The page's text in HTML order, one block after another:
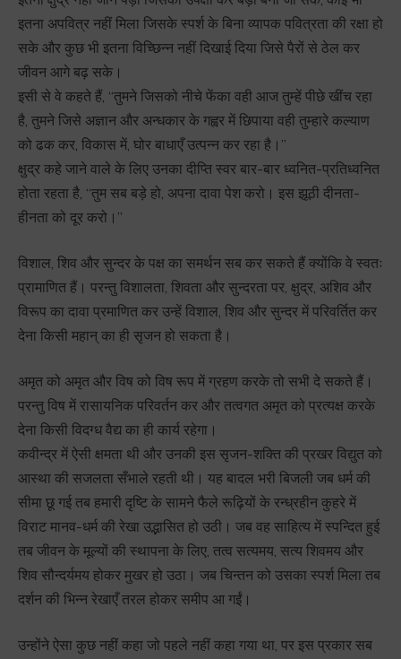
इतना अपवित्र नहीं मिला जिसके स्पर्श के बिना व्यापक पवित्रता की रक्षा हो
सके और कुछ भी इतना विच्छिन्न नहीं दिखाई दिया जिसे पैरों से ठेल कर
जीवन आगे बढ़ सके।
इसी से वे कहते हैं, ‘‘तुमने जिसको नीचे फेंका वही आज तुम्हें पीछे खींच रहा
है, तुमने जिसे अज्ञान और अन्धकार के गह्वर में छिपाया वही तुम्हारे कल्याण
को ढक कर, विकास में, घोर बाधाएँ उत्पन्न कर रहा है।’’
क्षुद्र कहे जाने वाले के लिए उनका दीप्ति स्वर बार-बार ध्वनित-प्रतिध्वनित
होता रहता है, ‘‘तुम सब बड़े हो, अपना दावा पेश करो। इस झूठी दीनता-
हीनता को दूर करो।’’
विशाल, शिव और सुन्दर के पक्ष का समर्थन सब कर सकते हैं क्योंकि वे स्वतः
प्रामाणित हैं। परन्तु विशालता, शिवता और सुन्दरता पर, क्षुद्र, अशिव और
विरूप का दावा प्रमाणित कर उन्हें विशाल, शिव और सुन्दर में परिवर्तित कर
देना किसी महान् का ही सृजन हो सकता है।
अमृत को अमृत और विष को विष रूप में ग्रहण करके तो सभी दे सकते हैं।
परन्तु विष में रासायनिक परिवर्तन कर और तत्वगत अमृत को प्रत्यक्ष करके
देना किसी विदग्ध वैद्य का ही कार्य रहेगा।
कवीन्द्र में ऐसी क्षमता थी और उनकी इस सृजन-शक्ति की प्रखर विद्युत को
आस्था की सजलता सँभाले रहती थी। यह बादल भरी बिजली जब धर्म की
सीमा छू गई तब हमारी दृष्टि के सामने फैले रूढ़ियों के रन्ध्रहीन कुहरे में
विराट मानव-धर्म की रेखा उद्भासित हो उठी। जब वह साहित्य में स्पन्दित हुई
तब जीवन के मूल्यों की स्थापना के लिए, तत्व सत्यमय, सत्य शिवमय और
शिव सौन्दर्यमय होकर मुखर हो उठा। जब चिन्तन को उसका स्पर्श मिला तब
दर्शन की भिन्न रेखाएँ तरल होकर समीप आ गईं।
उन्होंने ऐसा कुछ नहीं कहा जो पहले नहीं कहा गया था, पर इस प्रकार सब